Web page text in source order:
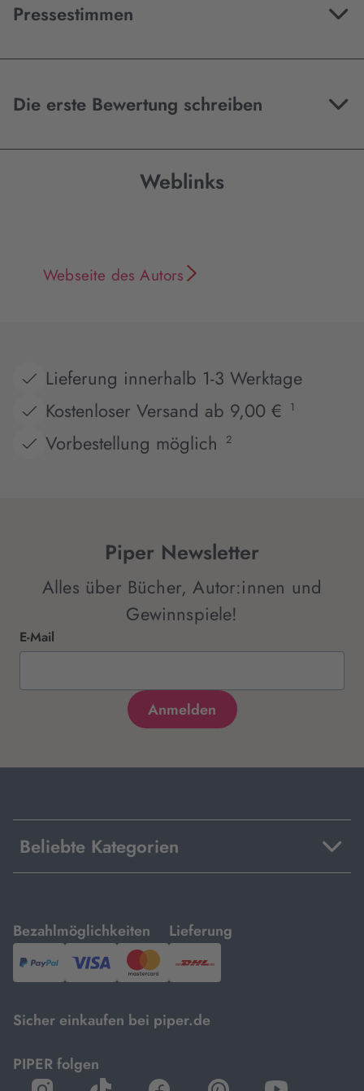
Pressestimmen
Die erste Bewertung schreiben
Weblinks
Webseite des Autors
Lieferung innerhalb 1-3 Werktage
Kostenloser Versand ab 9,00 €
1
Vorbestellung möglich 2
Piper Newsletter
Alles über Bücher, Autor:innen und
Gewinnspiele!
E-Mail
Beliebte Kategorien
Bezahlmöglichkeiten
mit
PayPal,Visa
und
Lieferung
mit
DHL.
Sicher einkaufen bei piper.de
PIPER folgen
öffnet
öffnet
öffnet
öffnet
öffnet